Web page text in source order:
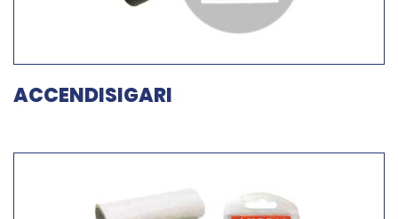
ACCENDISIGARI